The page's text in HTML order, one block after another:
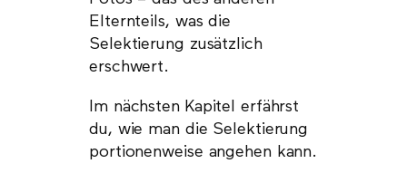
Elternteils, was die
Selektierung zusätzlich
erschwert.
Im nächsten Kapitel erfährst
du, wie man die Selektierung
portionenweise angehen kann.